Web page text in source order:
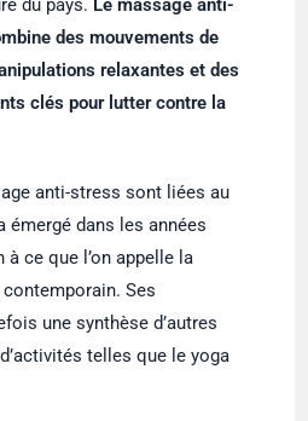
du pays. Le massage anti-
des mouvements de
relaxantes et des
clés pour lutter contre la
anti-stress sont liées au
émergé dans les années
ce que l’on appelle la
Ses
une synthèse d’autres
telles que le yoga